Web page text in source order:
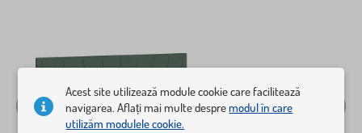
Acest site utilizează module cookie care facilitează
navigarea. Aflați mai multe despremodul în care
utilizăm modulele cookie.